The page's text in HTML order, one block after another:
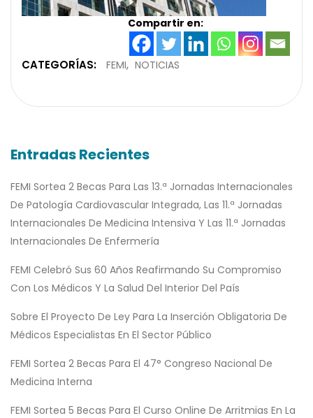
Compartir en:
CATEGORÍAS: FEMI NOTICIAS
Entradas Recientes
FEMI Sortea 2 Becas Para Las 13.ª Jornadas Internacionales
De Patología Cardiovascular Integrada, Las 11.ª Jornadas
Internacionales De Medicina Intensiva Y Las 11.ª Jornadas
Internacionales De Enfermería
FEMI Celebró Sus 60 Años Reafirmando Su Compromiso
Con Los Médicos Y La Salud Del Interior Del País
Sobre El Proyecto De Ley Para La Inserción Obligatoria De
Médicos Especialistas En El Sector Público
FEMI Sortea 2 Becas Para El 47° Congreso Nacional De
Medicina Interna
FEMI Sortea 5 Becas Para El Curso Online De Arritmias En La